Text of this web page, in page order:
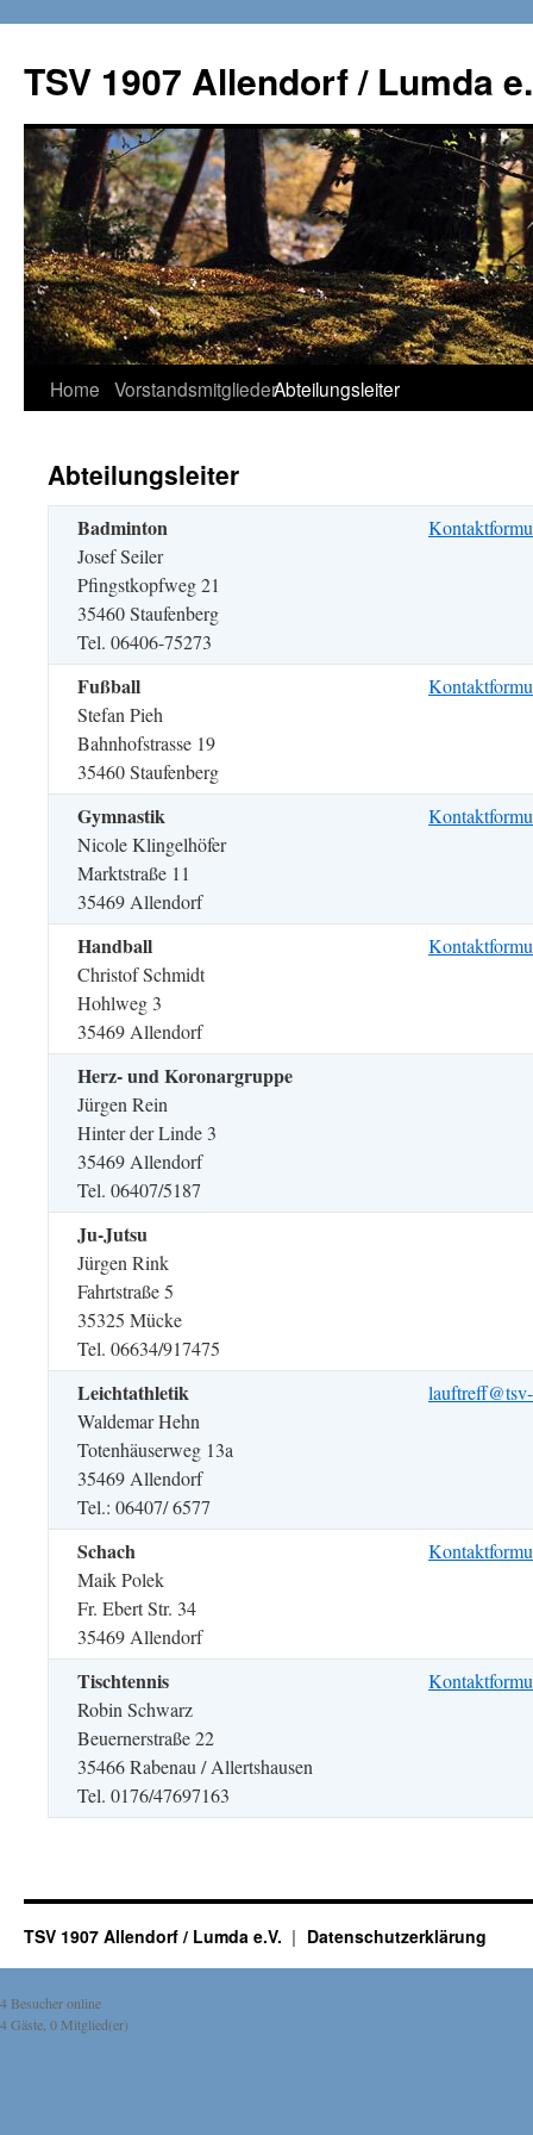
TSV 1907 Allendorf / Lumda
Zum
springen
Home VorstandsmitgliederAbteilungsleiter
Abteilungsleiter
Badminton
Josef Seiler
Pfingstkopfweg 21
35460 Staufenberg
Tel. 06406-75273
Fußball
Stefan Pieh
Bahnhofstrasse 19
35460 Staufenberg
Gymnastik
Nicole Klingelhöfer
Marktstraße 11
35469 Allendorf
Handball
Christof Schmidt
Hohlweg 3
35469 Allendorf
Herz- und Koronargruppe
Jürgen Rein
Hinter der Linde 3
35469 Allendorf
Tel. 06407/5187
Ju-Jutsu
Jürgen Rink
Fahrtstraße 5
35325 Mücke
Tel. 06634/917475
Leichtathletik
Waldemar Hehn
Totenhäuserweg 13a
35469 Allendorf
Tel.: 06407/ 6577
Schach
Maik Polek
Fr. Ebert Str. 34
35469 Allendorf
Tischtennis
Robin Schwarz
Beuernerstraße 22
35466 Rabenau / Allertshausen
Tel. 0176/47697163
TSV 1907 Allendorf / Lumda e.V. Datenschutzerklärung
4 Besucher online
4 Gäste, 0 Mitglied(er)